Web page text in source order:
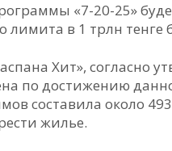
«7-20-25»
лимита в 1 трлн тенге
Хит», согласно
по достижению
составила около
жилье.